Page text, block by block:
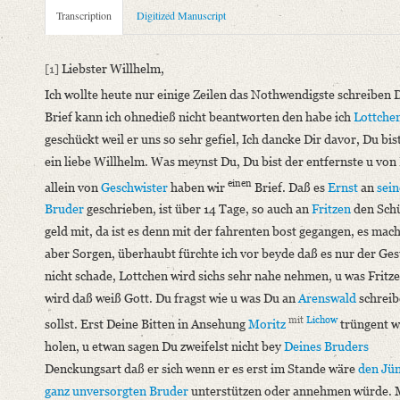
Metadata Concerning Header
Sender: Johanna Christiane Erdmuthe Schlegel
Recipient: August Wilhelm von Schlegel
Place of Dispatch: Hannover
Place of Destination: Amsterdam
Date: [zwischen Oktober und Dezember 1793]
Notations: Datum sowie Absende- und Empfangsort
Manuscript
Provider: Dresden, Sächsische Landesbibliothek - Staats- und
OAI Id: DE-611-36881
Classification Number: Mscr.Dresd.e.90,XIX,Bd.21,Nr.20
Number of Pages: 3 S. auf Doppelbl., hs. m. U.
Format: 25,1 x 18,2 cm
Incipit: „[1] Liebster Willhelm,
Ich wollte heute nur einige Zeilen das Nothwendigste
Language
Transcription Digitized Manuscript
[1]Liebster Willhelm,
Ich wollte heute nur einige Zeilen das Nothwendigste schreiben
Brief kann ich ohnedieß nicht beantworten den habe ich
geschückt weil er uns so sehr gefiel, Ich dancke Dir davor, Du
ein liebe Willhelm. Was meynst Du, Du bist der entfernste u
allein von Geschwisterhaben wir einen Brief. Daß esErnstan
Brudergeschrieben, ist über 14 Tage, so auch an Fritzenden
geld mit, da ist es denn mit der fahrenten bost gegangen, es
aber Sorgen, überhaubt fürchte ich vor beyde daß es nur der
nicht schade, Lottchen wird sichs sehr nahe nehmen, u was
wird daß weiß Gott. Du fragst wie u was Du anArenswald
sollst. Erst Deine Bitten in AnsehungMoritz mit Lichowtrüngent
holen, u etwan sagen Du zweifelst nicht beyDeines Bruders
Denckungsart daß er sich wenn er es erst im Stande wäreden
ganz unversorgten Bruderunterstützen oder annehmen würde.